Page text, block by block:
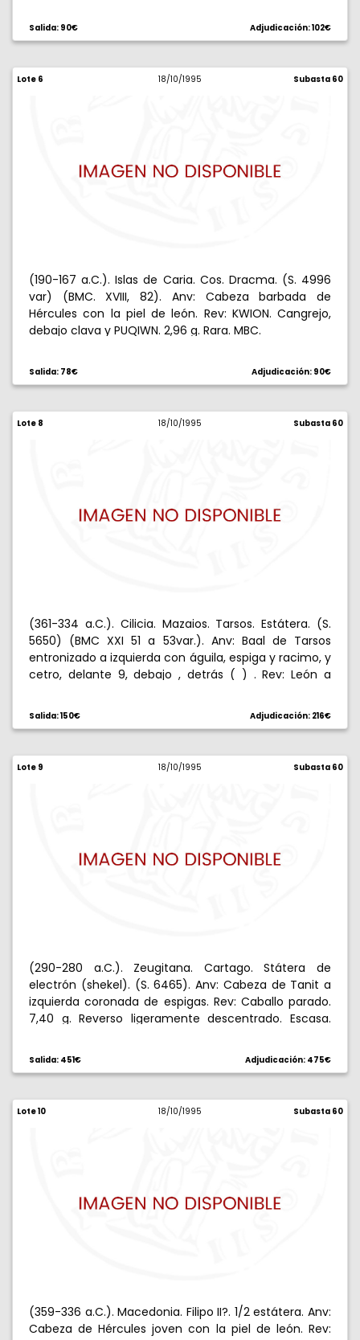
enroscada. 12,56 g. EBC-.
Salida: 90€ Adjudicación: 102€
Lote 6 18/10/1995 Subasta 60
(190-167 a.C.). Islas de Caria. Cos. Dracma. (S. 4996
var) (BMC. XVIII, 82). Anv: Cabeza barbada de
Hércules con la piel de león. Rev: KWION. Cangrejo,
debajo clava y PUQIWN. 2,96 g. Rara. MBC.
Salida: 78€ Adjudicación: 90€
Lote 8 18/10/1995 Subasta 60
(361-334 a.C.). Cilicia. Mazaios. Tarsos. Estátera. (S.
5650) (BMC XXI 51 a 53var.). Anv: Baal de Tarsos
entronizado a izquierda con águila, espiga y racimo, y
cetro, delante 9, debajo , detrás ( ) . Rev: León a
g. MBC+.
Salida: 150€ Adjudicación: 216€
Lote 9 18/10/1995 Subasta 60
(290-280 a.C.). Zeugitana. Cartago. Státera de
electrón (shekel). (S. 6465). Anv: Cabeza de Tanit a
izquierda coronada de espigas. Rev: Caballo parado.
7,40 g. Reverso ligeramente descentrado. Escasa.
Salida: 451€ Adjudicación: 475€
Lote 10 18/10/1995 Subasta 60
(359-336 a.C.). Macedonia. Filipo II?. 1/2 estátera. Anv:
Cabeza de Hércules joven con la piel de león. Rev: